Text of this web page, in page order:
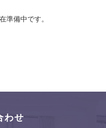
準備中です。
わせ